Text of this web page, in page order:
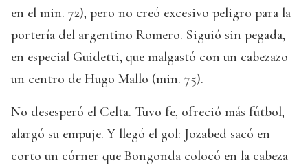
en el min. 72), pero no creó excesivo peligro para la
portería del argentino Romero. Siguió sin pegada,
en especial Guidetti, que malgastó con un cabezazo
un centro de Hugo Mallo (min. 75).
No desesperó el Celta. Tuvo fe, ofreció más fútbol,
alargó su empuje. Y llegó el gol: Jozabed sacó en
corto un córner que Bongonda colocó en la cabeza